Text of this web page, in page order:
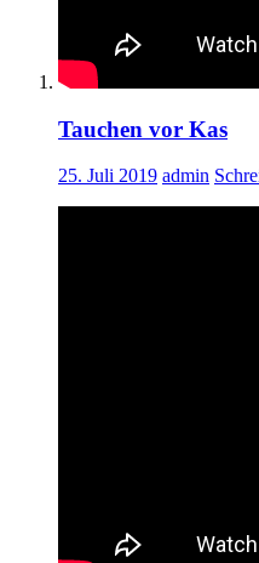
Tauchen vor Kas
25. Juli 2019 admin